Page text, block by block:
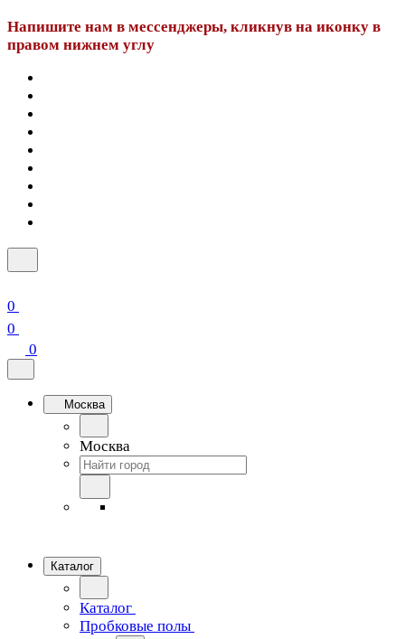
Напишите нам в мессенджеры, кликнув на иконку в
правом нижнем углу
0
0
0
Москва
Москва
Каталог
Каталог
Пробковые полы